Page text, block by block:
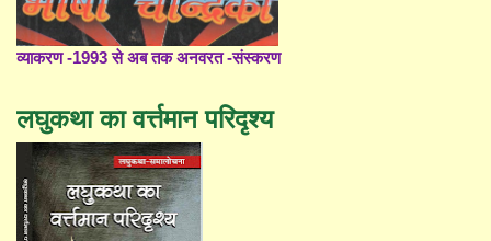
व्याकरण -1993 से अब तक अनवरत -संस्करण
लघुकथा का वर्त्तमान परिदृश्य